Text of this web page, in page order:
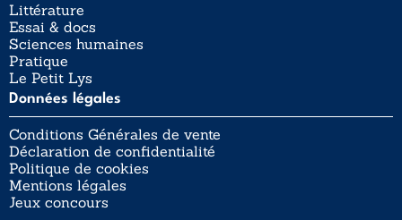
Littérature
Essai & docs
Sciences humaines
Pratique
Le Petit Lys
Données légales
Conditions Générales de vente
Déclaration de confidentialité
Politique de cookies
Mentions légales
Jeux concours